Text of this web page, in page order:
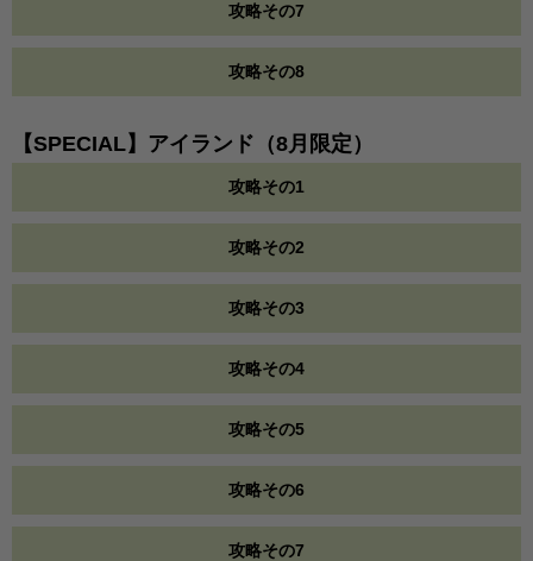
攻略その7
攻略その8
【SPECIAL】アイランド（8月限定）
攻略その1
攻略その2
攻略その3
攻略その4
攻略その5
攻略その6
攻略その7